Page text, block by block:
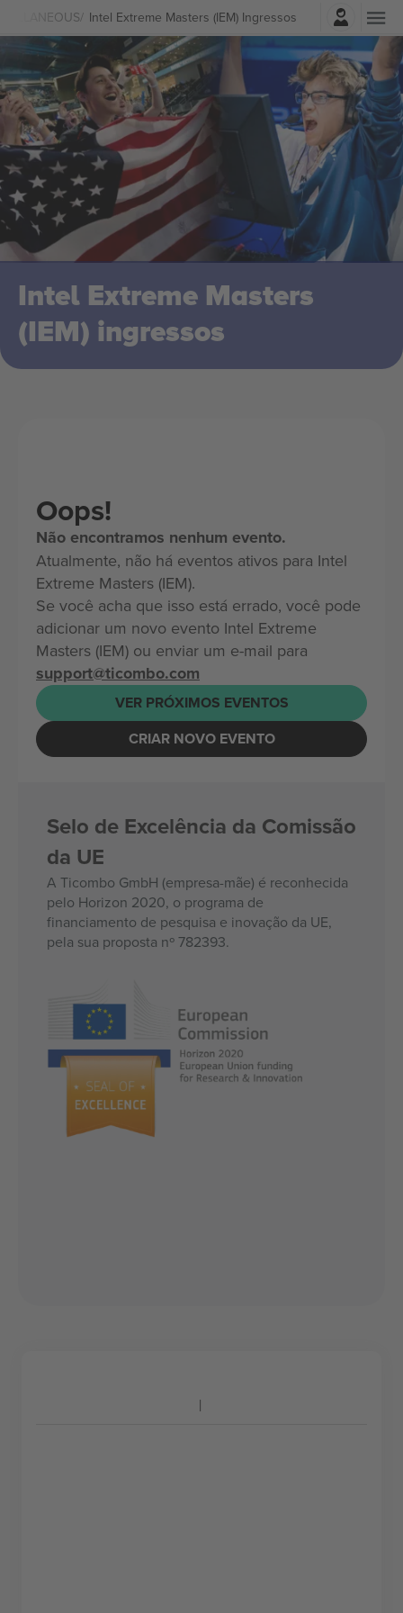
Intel Extreme Masters (IEM) Ingressos
Entrar
Intel Extreme Masters
(IEM) ingressos
Oops!
Não encontramos nenhum evento.
Atualmente, não há eventos ativos para Intel
Extreme Masters (IEM).
Se você acha que isso está errado, você pode
adicionar um novo evento Intel Extreme
Masters (IEM) ou enviar um e-mail para
support@ticombo.com
VER PRÓXIMOS EVENTOS
CRIAR NOVO EVENTO
Selo de Excelência da Comissão
da UE
A Ticombo GmbH (empresa-mãe) é reconhecida
pelo Horizon 2020, o programa de
financiamento de pesquisa e inovação da UE,
pela sua proposta nº 782393.